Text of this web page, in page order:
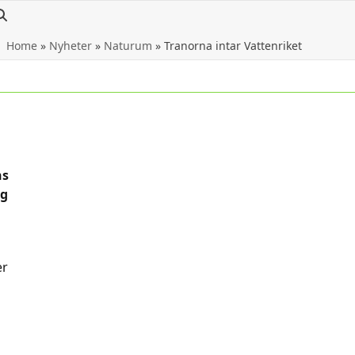
Home» Nyheter» Naturum » Tranorna intar Vattenriket